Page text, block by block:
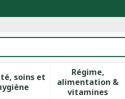
soins et
Afficher le sous-menu pour
Régime,
alimentation &
vitamines
Afficher